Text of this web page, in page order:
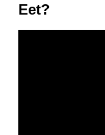
Eet?